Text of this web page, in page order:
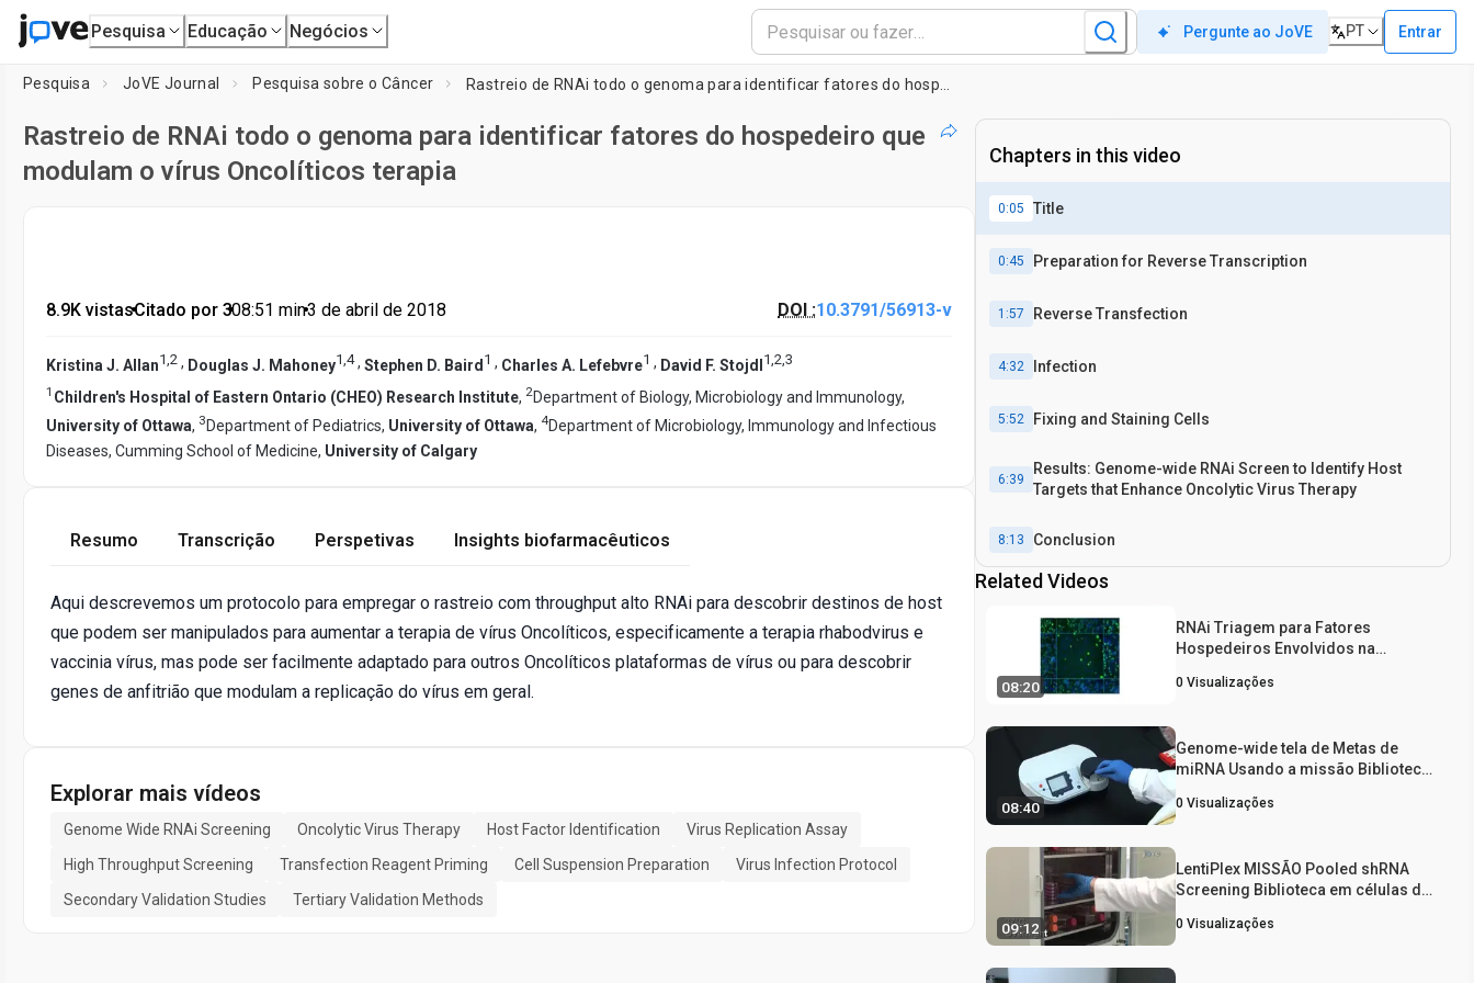
Pesquisa Educação Negócios Pergunte ao JoVE PT Entrar
Pesquisa JoVE Journal Pesquisa sobre o Câncer
Rastreio de RNAi todo o genoma para identificar fatores do hospedeiro que
modulam o vírus Oncolíticos terapia
8.9K vistas•Citado por 3•08:51 min•3 de abril de 2018 DOI :10.3791/56913-v
Kristina J. Allan1,2 , Douglas J. Mahoney1,4, Stephen D. Baird 1 , Charles A. Lefebvre1 , David F. Stojdl 1,2,3
1 Children's Hospital of Eastern Ontario (CHEO) Research Institute, 2Department of Biology, Microbiology and Immunology,
University of Ottawa, 3 Department of Pediatrics, University of Ottawa, 4Department of Microbiology, Immunology and Infectious
Diseases, Cumming School of Medicine, University of Calgary
Resumo Transcrição Perspetivas Insights biofarmacêuticos
Aqui descrevemos um protocolo para empregar o rastreio com throughput alto RNAi para descobrir destinos de host
que podem ser manipulados para aumentar a terapia de vírus Oncolíticos, especificamente a terapia rhabodvirus e
vaccinia vírus, mas pode ser facilmente adaptado para outros Oncolíticos plataformas de vírus ou para descobrir
genes de anfitrião que modulam a replicação do vírus em geral.
Explorar mais vídeos
Genome Wide RNAi Screening Oncolytic Virus Therapy Host Factor Identification
Virus Replication Assay
High Throughput Screening
Transfection Reagent Priming Cell Suspension Preparation
Virus Infection Protocol
Secondary Validation Studies
Tertiary Validation Methods
Chapters in this video
0:05 Title
0:45 Preparation for Reverse Transcription
1:57 Reverse Transfection
4:32 Infection
5:52 Fixing and Staining Cells
6:39
Results: Genome-wide RNAi Screen to Identify Host
Targets that Enhance Oncolytic Virus Therapy
8:13 Conclusion
Related Videos
08:20
RNAi Triagem para Fatores
Hospedeiros Envolvidos na
Drosophila Células
0 Visualizações
08:40
Genome-wide tela de Metas de
miRNA Usando a missão Biblioteca
0 Visualizações
09:12
LentiPlex MISSÃO Pooled shRNA
Screening Biblioteca em células de
0 Visualizações